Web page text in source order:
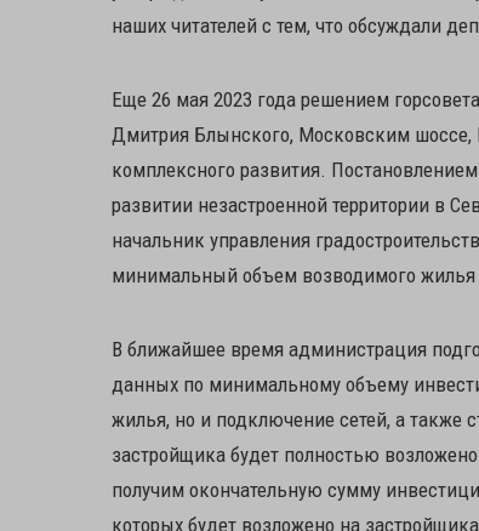
наших читателей с тем, что обсуждали
Еще 26 мая 2023 года решением
Дмитрия Блынского, Московским шоссе,
комплексного развития.
развитии незастроенной территории в
начальник управления
минимальный объем возводимого жилья
В ближайшее время администрация
данных по минимальному объему
жилья, но и подключение сетей, а также
застройщика будет полностью
получим окончательную сумму
которых будет возложено на